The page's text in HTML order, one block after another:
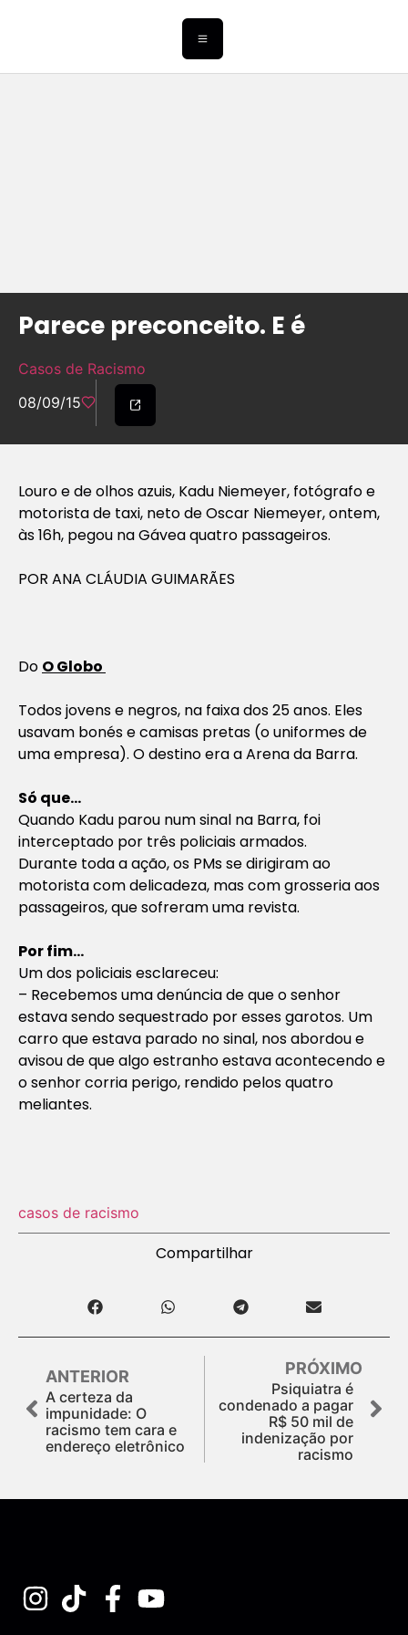
Parece preconceito. E é
Casos de Racismo
08/09/15
Louro e de olhos azuis, Kadu Niemeyer, fotógrafo e
motorista de taxi, neto de Oscar Niemeyer, ontem,
às 16h, pegou na Gávea quatro passageiros.
POR ANA CLÁUDIA GUIMARÃES
Do O Globo
Todos jovens e negros, na faixa dos 25 anos. Eles
usavam bonés e camisas pretas (o uniformes de
uma empresa). O destino era a Arena da Barra.
Só que…
Quando Kadu parou num sinal na Barra, foi
interceptado por três policiais armados.
Durante toda a ação, os PMs se dirigiram ao
motorista com delicadeza, mas com grosseria aos
passageiros, que sofreram uma revista.
Por fim…
Um dos policiais esclareceu:
– Recebemos uma denúncia de que o senhor
estava sendo sequestrado por esses garotos. Um
carro que estava parado no sinal, nos abordou e
avisou de que algo estranho estava acontecendo e
o senhor corria perigo, rendido pelos quatro
meliantes.
casos de racismo
Compartilhar
ANTERIOR
A certeza da
impunidade: O
racismo tem cara e
endereço eletrônico
PRÓXIMO
Psiquiatra é
condenado a pagar
R$ 50 mil de
indenização por
racismo